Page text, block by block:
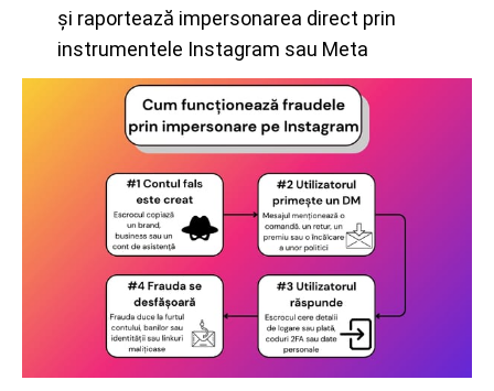
și raportează impersonarea direct prin
instrumentele Instagram sau Meta